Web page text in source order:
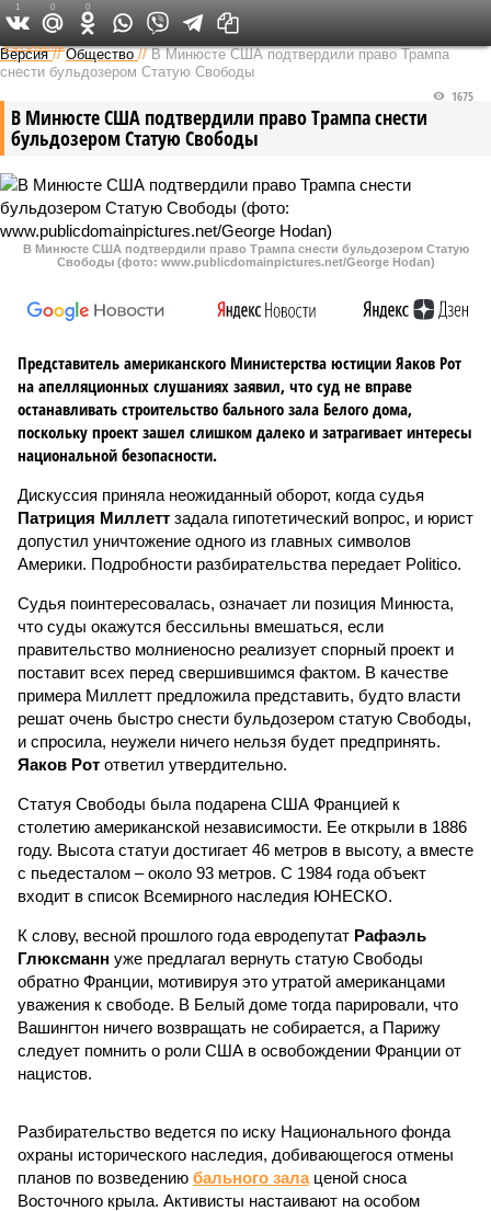
Федеральный выпуск
Версия //Общество //В Минюсте США подтвердили право Трампа
снести бульдозером Статую Свободы
В Минюсте США подтвердили право Трампа снести
бульдозером Статую Свободы
1675
В Минюсте США подтвердили право Трампа снести бульдозером Статую
Свободы (фото: www.publicdomainpictures.net/George Hodan)
Представитель американского Министерства юстиции Яаков Рот
на апелляционных слушаниях заявил, что суд не вправе
останавливать строительство бального зала Белого дома,
поскольку проект зашел слишком далеко и затрагивает интересы
национальной безопасности.
Дискуссия приняла неожиданный оборот, когда судья
Патриция Миллетт задала гипотетический вопрос, и юрист
допустил уничтожение одного из главных символов
Америки. Подробности разбирательства передает Politico.
Судья поинтересовалась, означает ли позиция Минюста,
что суды окажутся бессильны вмешаться, если
правительство молниеносно реализует спорный проект и
поставит всех перед свершившимся фактом. В качестве
примера Миллетт предложила представить, будто власти
решат очень быстро снести бульдозером статую Свободы,
и спросила, неужели ничего нельзя будет предпринять.
Яаков Рот ответил утвердительно.
Статуя Свободы была подарена США Францией к
столетию американской независимости. Ее открыли в 1886
году. Высота статуи достигает 46 метров в высоту, а вместе
с пьедесталом – около 93 метров. С 1984 года объект
входит в список Всемирного наследия ЮНЕСКО.
К слову, весной прошлого года евродепутат Рафаэль
Глюксманн уже предлагал вернуть статую Свободы
обратно Франции, мотивируя это утратой американцами
уважения к свободе. В Белый доме тогда парировали, что
Вашингтон ничего возвращать не собирается, а Парижу
следует помнить о роли США в освобождении Франции от
нацистов.
Разбирательство ведется по иску Национального фонда
охраны исторического наследия, добивающегося отмены
планов по возведению бального залаценой сноса
Восточного крыла. Активисты настаивают на особом
1 0 0